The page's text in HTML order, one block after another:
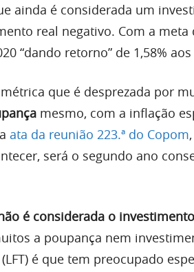
ainda é considerada um
real negativo. Com a meta
“dando retorno” de 1,58%
que é desprezada por
mesmo, com a inflação
ata da reunião 223.ª do Copom
será o segundo ano
é considerada o
a poupança nem
é que tem preocupado